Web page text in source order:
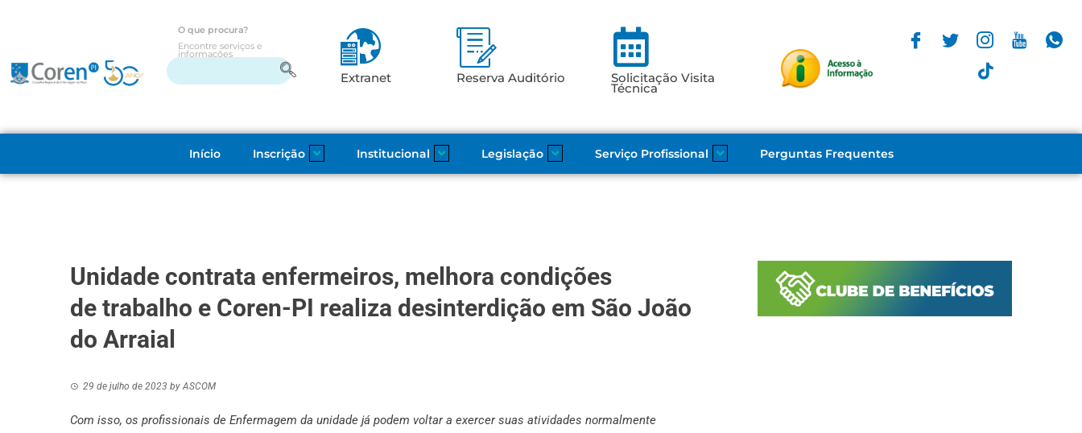
O que procura?
Encontre serviços e
informações
Extranet Reserva Auditório Solicitação Visita
Técnica
Início Inscrição Institucional Legislação Serviço Profissional Perguntas Frequentes
Unidade contrata enfermeiros, melhora condições
de trabalho e Coren-PI realiza desinterdição em São João
do Arraial
29 de julho de 2023 byASCOM
Com isso, os profissionais de Enfermagem da unidade já podem voltar a exercer suas atividades normalmente